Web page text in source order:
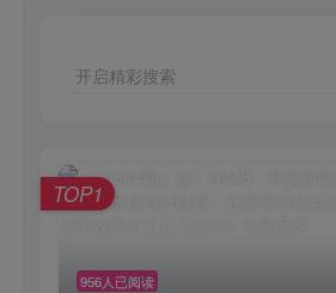
开启精彩搜索
956人已阅读
TOP1